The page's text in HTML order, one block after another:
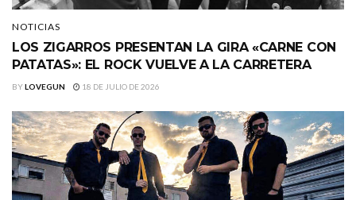
NOTICIAS
LOS ZIGARROS PRESENTAN LA GIRA «CARNE CON
PATATAS»: EL ROCK VUELVE A LA CARRETERA
BYLOVEGUN 18 DE JULIO DE 2026